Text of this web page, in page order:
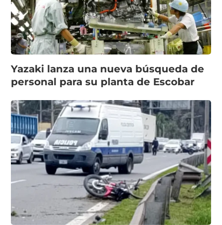
Yazaki lanza una nueva búsqueda de
personal para su planta de Escobar